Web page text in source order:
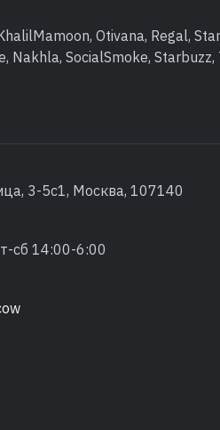
Otivana, Regal,
Nakhla, SocialSmoke, Starbuzz,
3-5с1, Москва, 107140
сб 14:00-6:00